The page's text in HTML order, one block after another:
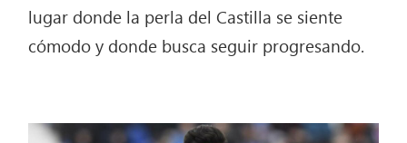
lugar donde la perla del Castilla se siente
cómodo y donde busca seguir progresando.